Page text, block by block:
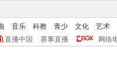
音乐 科教 青少 文化
艺术
直播中国 赛事直播 网络